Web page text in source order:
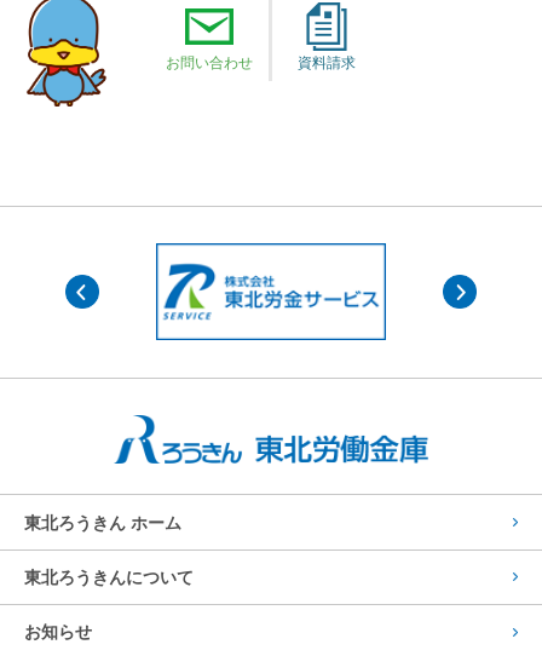
お問い合わせ 資料請求
東北ろうきん ホーム
東北ろうきんについて
お知らせ